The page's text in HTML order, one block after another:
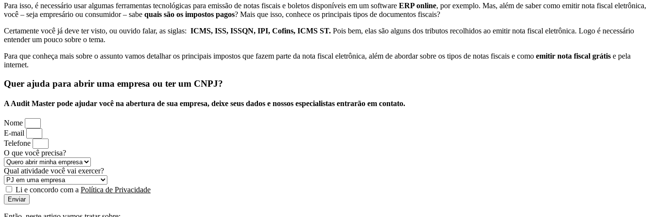
Para isso, é necessário usar algumas ferramentas tecnológicas para emissão de notas fiscais e boletos disponíveis em um software ERP online, por exemplo. Mas, além de saber como emitir nota fiscal eletrônica,
você – seja empresário ou consumidor – sabe quais são os impostos pagos? Mais que isso, conhece os principais tipos de documentos fiscais?
Certamente você já deve ter visto, ou ouvido falar, as siglas: ICMS, ISS, ISSQN, IPI, Cofins, ICMS ST. Pois bem, elas são alguns dos tributos recolhidos ao emitir nota fiscal eletrônica. Logo é necessário
entender um pouco sobre o tema.
Para que conheça mais sobre o assunto vamos detalhar os principais impostos que fazem parte da nota fiscal eletrônica, além de abordar sobre os tipos de notas fiscais e como emitir nota fiscal grátis e pela
internet.
Quer ajuda para abrir uma empresa ou ter um CNPJ?
A Audit Master pode ajudar você na abertura de sua empresa, deixe seus dados e nossos especialistas entrarão em contato.
Nome
E-mail
Telefone
O que você precisa?
Qual atividade você vai exercer?
Li e concordo com a Política de Privacidade
Enviar